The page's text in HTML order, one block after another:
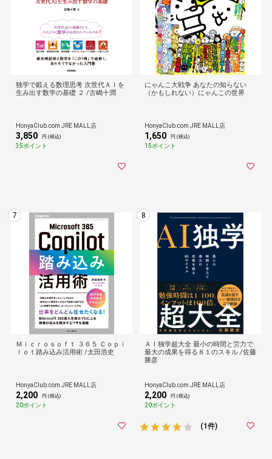
独学で鍛える数理思考 次世代ＡＩを
生み出す数学の基礎 ２ /古嶋十潤
HonyaClub.com JRE MALL店
3,850 円 (税込)
35ポイント
にゃんこ大戦争 あなたの知らない
（かもしれない）にゃんこの世界
HonyaClub.com JRE MALL店
1,650 円 (税込)
15ポイント
7
Ｍｉｃｒｏｓｏｆｔ ３６５ Ｃｏｐｉ
ｌｏｔ踏み込み活用術 /太田浩史
HonyaClub.com JRE MALL店
2,200 円 (税込)
20ポイント
8
ＡＩ独学超大全 最小の時間と労力で
最大の成果を得る８１のスキル /佐藤
勝彦
HonyaClub.com JRE MALL店
2,200 円 (税込)
20ポイント
(1件)